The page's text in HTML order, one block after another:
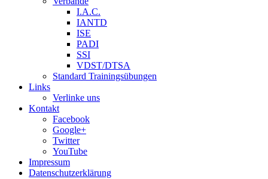
I.A.C.
IANTD
ISE
PADI
SSI
VDST/DTSA
Standard Trainingsübungen
Links
Verlinke uns
Kontakt
Facebook
Google+
Twitter
YouTube
Impressum
Datenschutzerklärung